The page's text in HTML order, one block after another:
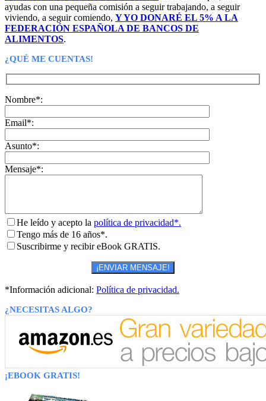
ayudas con una pequeña comisión a seguir trabajando, a seguir
viviendo, a seguir comiendo, Y YO DONARÉ EL 5% A LA
FEDERACIÓN ESPAÑOLA DE BANCOS DE
ALIMENTOS.
¿QUÉ ME CUENTAS!
Nombre*:
Email*:
Asunto*:
Mensaje*:
He leído y acepto la política de privacidad*.
Tengo más de 16 años*.
Suscribirme y recibir eBook GRATIS.
*Información adicional: Política de privacidad.
¿NECESITAS ALGO?
¡EBOOK GRATIS!